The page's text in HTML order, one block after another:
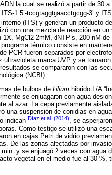
la cual se realizó a partir de 30
1 5’-tccgtaggtgaacctgcgg-3’ y
(ITS) y generan un producto
con una mezcla de reacción en
MgCl2 2mM, dNTP’s, 200 nM
térmico consiste en
PCR fueron separados por
ultravioleta marca UVP y se
se compararon con las
(NCBI).
de bulbos de Lilium hibrido L/A
se enjuagaron con agua
al azar. La cepa previamente
una suspensión de conidias en
indican Díaz et al. (2014), se
Como testigo se utilizó una
en cajas Petri de vidrio
De las zonas afectadas por
y se enjuagó 2 veces con agua
vegetal en el medio fue al 30 %,